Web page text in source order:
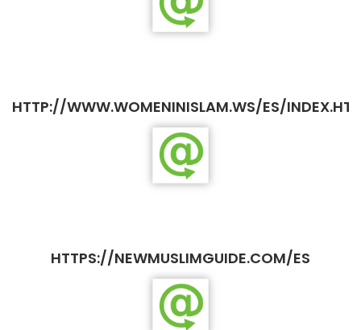
HTTP://WWW.WOMENINISLAM.WS/ES/
HTTPS://NEWMUSLIMGUIDE.COM/ES